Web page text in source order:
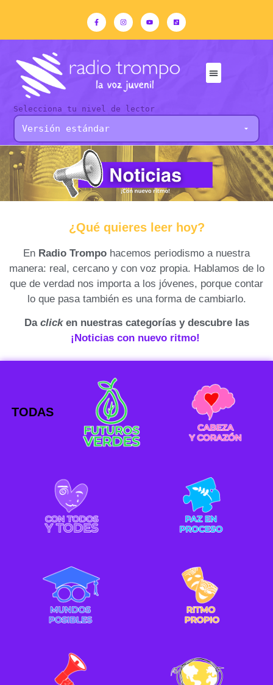
Selecciona tu nivel de lector
¿Qué quieres leer hoy?
En Radio Trompo hacemos periodismo a nuestra
manera: real, cercano y con voz propia. Hablamos de lo
que de verdad nos importa a los jóvenes, porque contar
lo que pasa también es una forma de cambiarlo.
Da clicken nuestras categorías y descubre las
¡Noticias con nuevo ritmo!
TODAS